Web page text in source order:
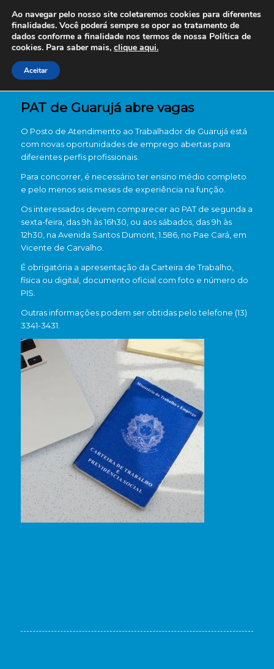
PAT de Guarujá abre vagas
O Posto de Atendimento ao Trabalhador de Guarujá está
com novas oportunidades de emprego abertas para
diferentes perfis profissionais.
Para concorrer, é necessário ter ensino médio completo
e pelo menos seis meses de experiência na função.
Os interessados devem comparecer ao PAT de segunda a
sexta-feira, das 9h às 16h30, ou aos sábados, das 9h às
12h30, na Avenida Santos Dumont, 1.586, no Pae Cará, em
Vicente de Carvalho.
É obrigatória a apresentação da Carteira de Trabalho,
física ou digital, documento oficial com foto e número do
PIS.
Outras informações podem ser obtidas pelo telefone (13)
3341-3431.
Ao navegar pelo nosso site coletaremos cookies para diferentes
finalidades. Você poderá sempre se opor ao tratamento de
dados conforme a finalidade nos termos de nossa Política de
cookies. Para saber mais, clique aqui.
Aceitar